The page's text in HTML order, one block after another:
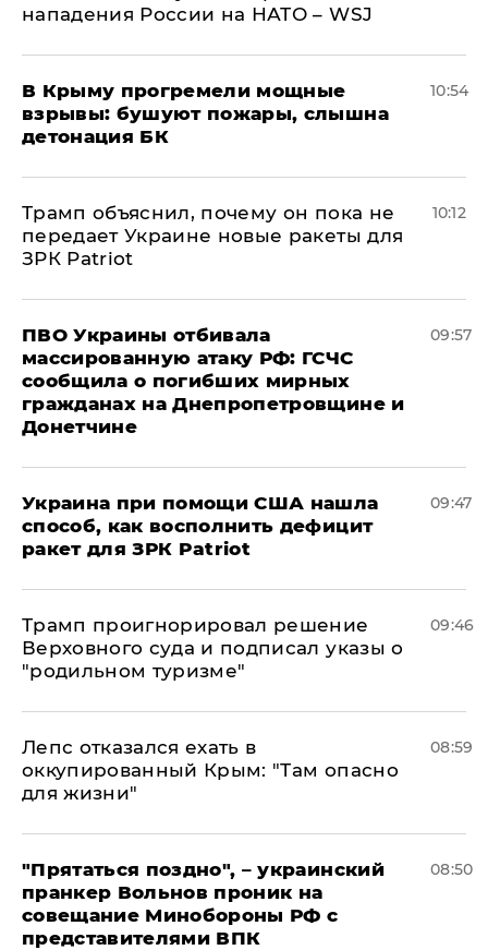
нападения России на НАТО – WSJ
В Крыму прогремели мощные
взрывы: бушуют пожары, слышна
детонация БК
10:54
Трамп объяснил, почему он пока не
передает Украине новые ракеты для
ЗРК Patriot
10:12
ПВО Украины отбивала
массированную атаку РФ: ГСЧС
сообщила о погибших мирных
гражданах на Днепропетровщине и
Донетчине
09:57
Украина при помощи США нашла
способ, как восполнить дефицит
ракет для ЗРК Patriot
09:47
Трамп проигнорировал решение
Верховного суда и подписал указы о
"родильном туризме"
09:46
Лепс отказался ехать в
оккупированный Крым: "Там опасно
для жизни"
08:59
"Прятаться поздно", – украинский
пранкер Вольнов проник на
совещание Минобороны РФ с
представителями ВПК
08:50